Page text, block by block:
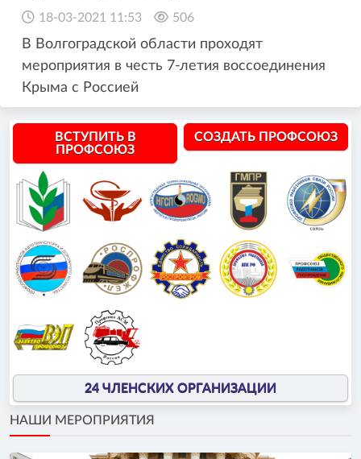
18-03-2021 11:53 506
В Волгоградской области проходят
мероприятия в честь 7-летия воссоединения
Крыма с Россией
ВСТУПИТЬ В
ПРОФСОЮЗ
СОЗДАТЬ ПРОФСОЮЗ
24 ЧЛЕНСКИХ ОРГАНИЗАЦИИ
НАШИ МЕРОПРИЯТИЯ